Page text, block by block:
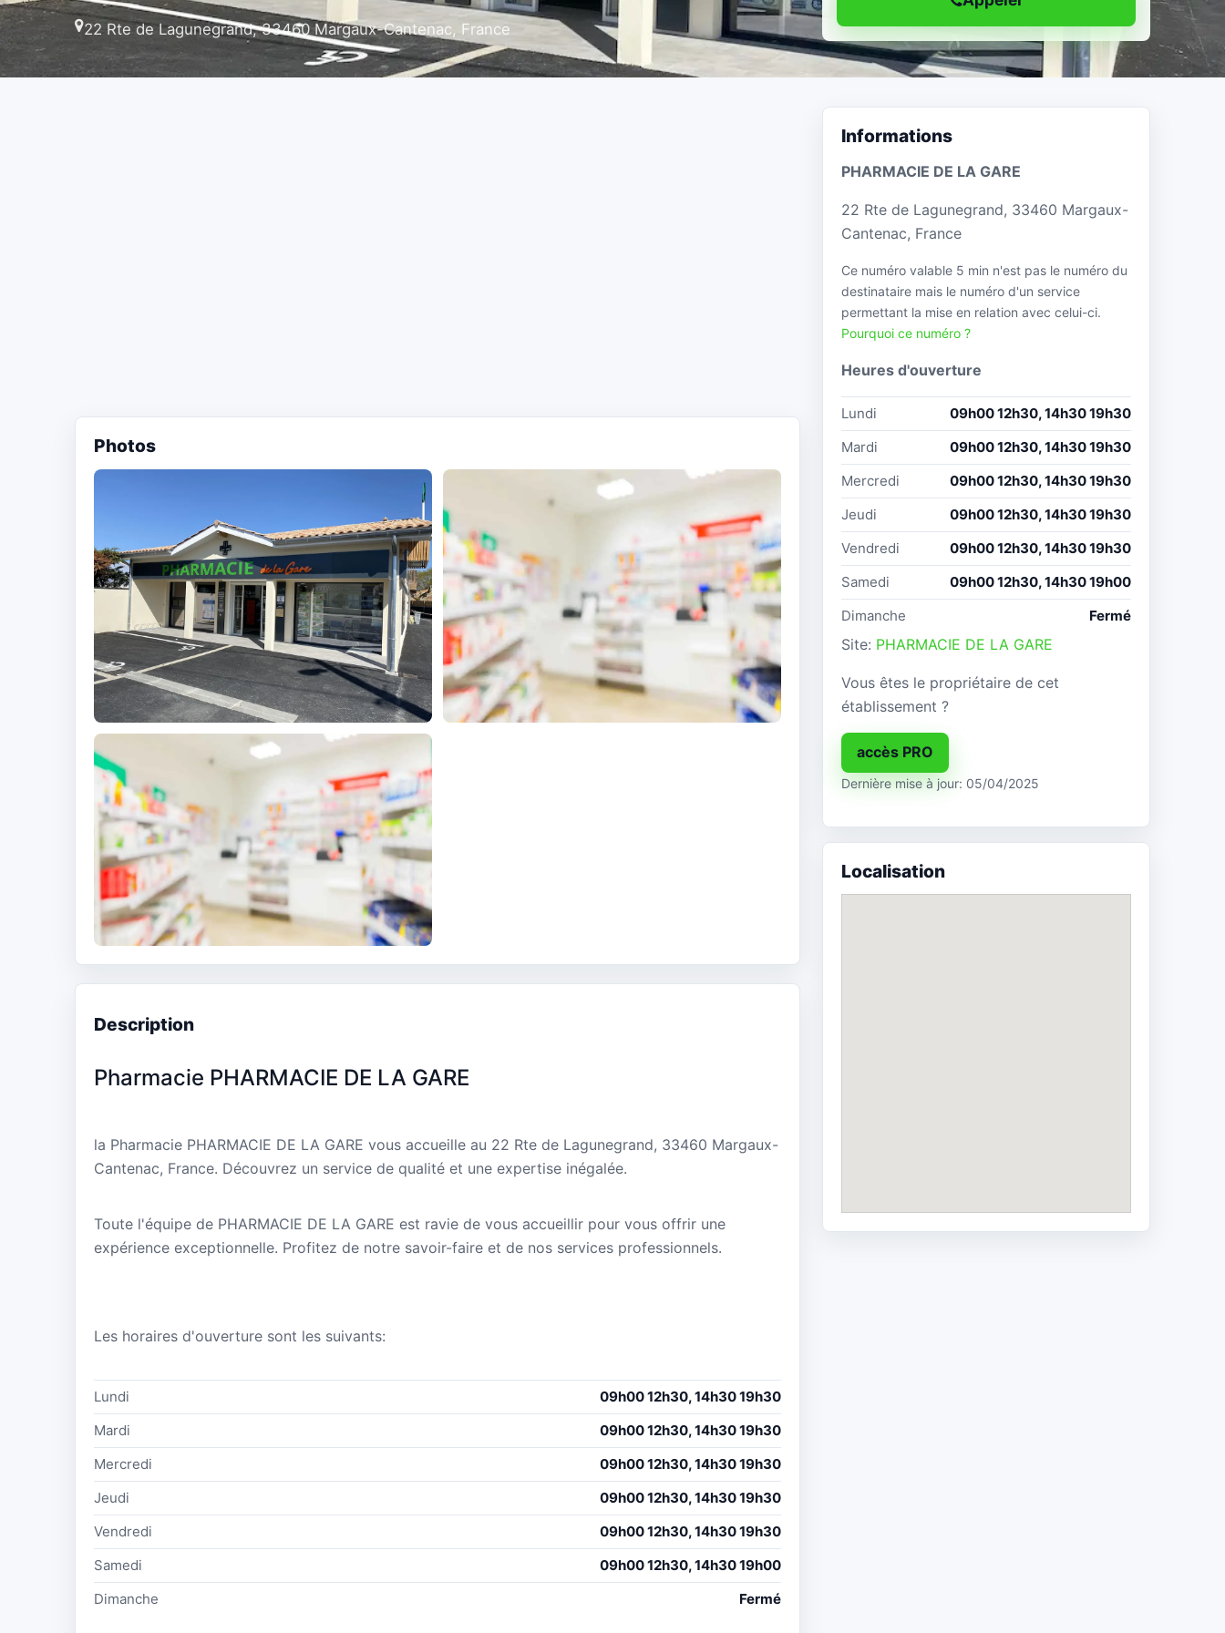
22 Rte de Lagunegrand, 33460 Margaux-Cantenac, France
Photos
Description
Pharmacie PHARMACIE DE LA GARE
la Pharmacie PHARMACIE DE LA GARE vous accueille au 22 Rte de Lagunegrand, 33460 Margaux-
Cantenac, France. Découvrez un service de qualité et une expertise inégalée.
Toute l'équipe de PHARMACIE DE LA GARE est ravie de vous accueillir pour vous offrir une
expérience exceptionnelle. Profitez de notre savoir-faire et de nos services professionnels.
Les horaires d'ouverture sont les suivants:
Lundi
09h00 12h30, 14h30 19h30
Mardi
09h00 12h30, 14h30 19h30
Mercredi
09h00 12h30, 14h30 19h30
Jeudi
09h00 12h30, 14h30 19h30
Vendredi
09h00 12h30, 14h30 19h30
Samedi
09h00 12h30, 14h30 19h00
Dimanche
Fermé
Informations
PHARMACIE DE LA GARE
22 Rte de Lagunegrand, 33460 Margaux-
Cantenac, France
Ce numéro valable 5 min n'est pas le numéro du
destinataire mais le numéro d'un service
permettant la mise en relation avec celui-ci.
Pourquoi ce numéro ?
Heures d'ouverture
Lundi
09h00 12h30, 14h30 19h30
Mardi
09h00 12h30, 14h30 19h30
Mercredi
09h00 12h30, 14h30 19h30
Jeudi
09h00 12h30, 14h30 19h30
Vendredi
09h00 12h30, 14h30 19h30
Samedi
09h00 12h30, 14h30 19h00
Dimanche
Fermé
Site: PHARMACIE DE LA GARE
Vous êtes le propriétaire de cet
établissement ?
accès PRO
Dernière mise à jour: 05/04/2025
Localisation